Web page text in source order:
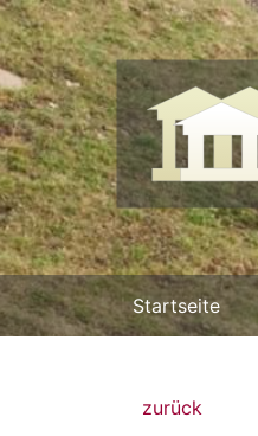
Startseite
zurück